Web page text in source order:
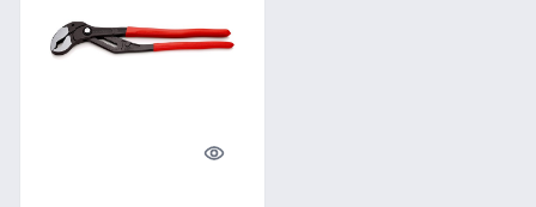
Quick look